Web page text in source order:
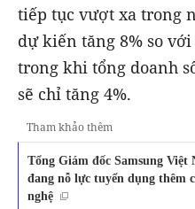
tiếp tục vượt xa trong
dự kiến tăng 8% so
trong khi tổng doanh
sẽ chỉ tăng 4%.
Tham khảo thêm
Tổng Giám đốc Samsung Việt
đang nỗ lực tuyển dụng thêm
nghệ